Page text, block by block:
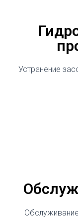
Устранение